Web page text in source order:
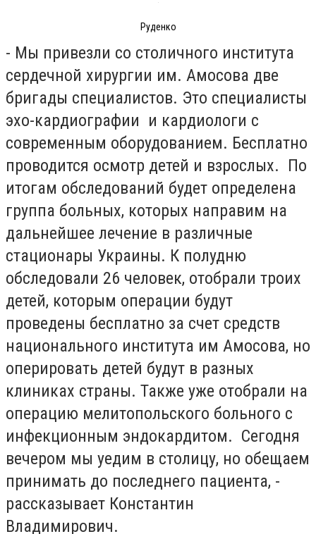
Руденко
- Мы привезли со столичного института
сердечной хирургии им. Амосова две
бригады специалистов. Это специалисты
эхо-кардиографии и кардиологи с
современным оборудованием. Бесплатно
проводится осмотр детей и взрослых. По
итогам обследований будет определена
группа больных, которых направим на
дальнейшее лечение в различные
стационары Украины. К полудню
обследовали 26 человек, отобрали троих
детей, которым операции будут
проведены бесплатно за счет средств
национального института им Амосова, но
оперировать детей будут в разных
клиниках страны. Также уже отобрали на
операцию мелитопольского больного с
инфекционным эндокардитом. Сегодня
вечером мы уедим в столицу, но обещаем
принимать до последнего пациента, -
рассказывает Константин
Владимирович.